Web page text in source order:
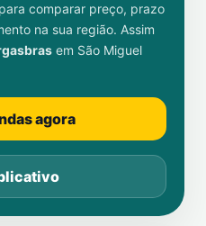
comparar preço, prazo
na sua região. Assim
em São Miguel
agora